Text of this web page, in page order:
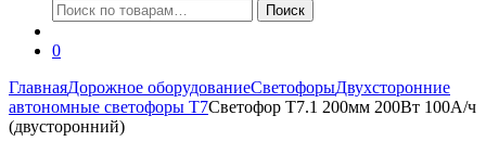
Искать:
Поиск
0
ГлавнаяДорожное оборудованиеСветофорыДвухсторонние
автономные светофоры Т7Светофор Т7.1 200мм 200Вт 100А/ч
(двусторонний)